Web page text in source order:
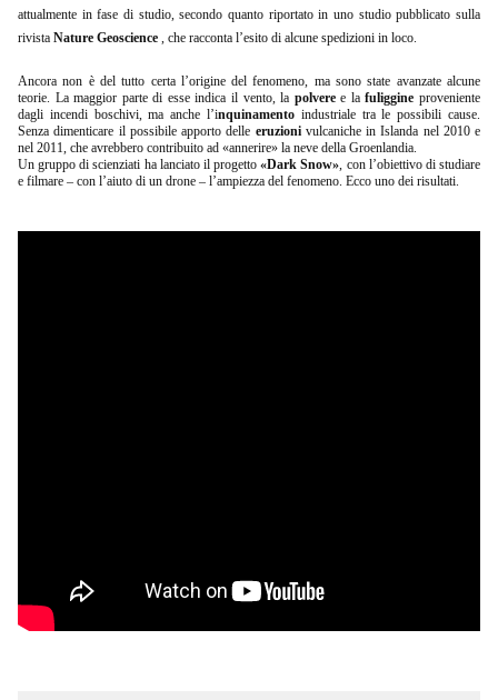
attualmente in fase di studio, secondo quanto riportato in uno studio pubblicato sulla
rivista Nature Geoscience , che racconta l’esito di alcune spedizioni in loco.
Ancora non è del tutto certa l’origine del fenomeno, ma sono state avanzate alcune
teorie. La maggior parte di esse indica il vento, la polveree lafuliggine proveniente
dagli incendi boschivi, ma anche l’inquinamento industriale tra le possibili cause.
Senza dimenticare il possibile apporto delle eruzionivulcaniche in Islanda nel 2010 e
nel 2011, che avrebbero contribuito ad «annerire» la neve della Groenlandia.
Un gruppo di scienziati ha lanciato il progetto«Dark Snow», con l’obiettivo di studiare
e filmare – con l’aiuto di un drone – l’ampiezza del fenomeno. Ecco uno dei risultati.